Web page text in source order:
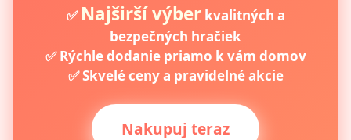
✅ Najširší výberkvalitných a
bezpečných hračiek
✅ Rýchle dodanie priamo k vám domov
✅ Skvelé ceny a pravidelné akcie
Nakupuj teraz